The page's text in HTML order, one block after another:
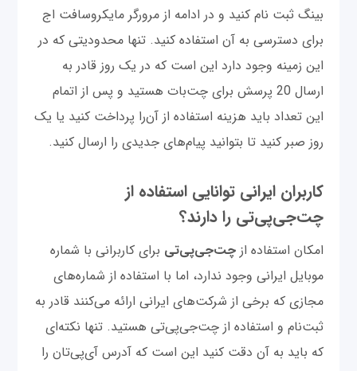
بینگ ثبت‌ نام کنید و در ادامه از مرورگر مایکروسافت اج
برای دسترسی به آن استفاده کنید. تنها محدودیتی که در
این زمینه وجود دارد این است که در یک روز قادر به
ارسال 20 پرسش برای چت‌بات هستید و پس از اتمام
این تعداد باید هزینه استفاده از آن‌را پرداخت کنید یا یک
روز صبر کنید تا بتوانید پیام‌های جدیدی را ارسال کنید.
کاربران ایرانی توانایی استفاده از
چت‌‌جی‌پی‌تی را دارند؟
امکان استفاده ازچت‌‌جی‌پی‌تی برای کاربرانی با شماره
موبایل ایرانی وجود ندارد، اما با استفاده از شماره‌های
مجازی که برخی از شرکت‌های ایرانی ارائه می‌کنند قادر به
ثبت‌نام و استفاده از چت‌‌جی‌پی‌تی هستید. تنها نکته‌ای
که باید به آن دقت کنید این است که آدرس آی‌پی‌تان را